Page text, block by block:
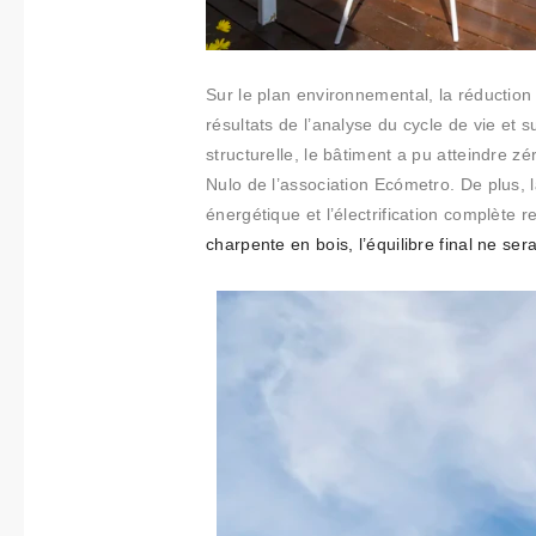
Sur le plan environnemental, la
résultats de l’analyse du cycle de vie et
structurelle, le bâtiment a pu atteindre
Nulo de l’association Ecómetro. De
énergétique et l’électrification complète
charpente en bois, l’équilibre final ne